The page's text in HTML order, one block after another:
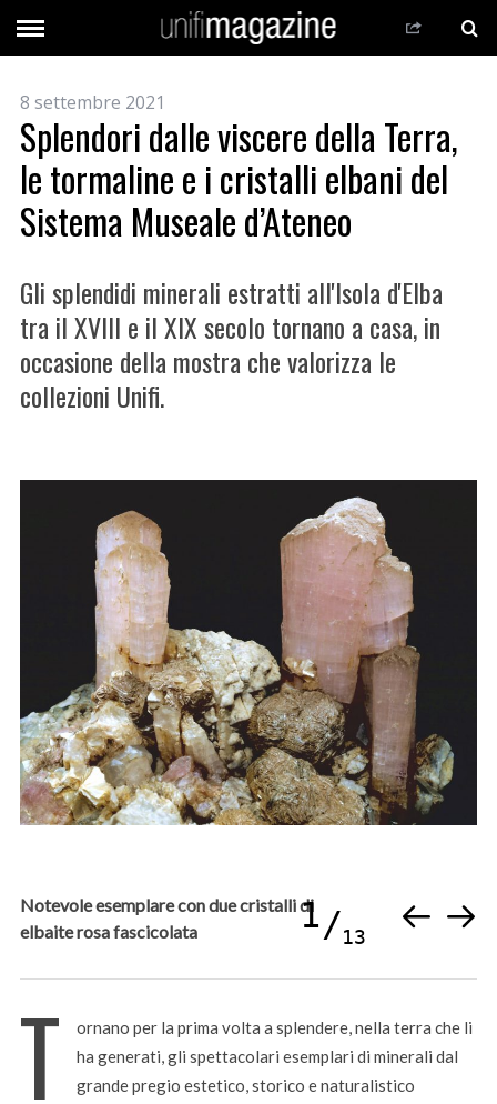
8 settembre 2021
Splendori dalle viscere della Terra,
le tormaline e i cristalli elbani del
Sistema Museale d’Ateneo
Gli splendidi minerali estratti all'Isola d'Elba
tra il XVIII e il XIX secolo tornano a casa, in
occasione della mostra che valorizza le
collezioni Unifi.
Notevole esemplare con due cristalli di
elbaite rosa fascicolata
1
13
T
ornano per la prima volta a splendere, nella terra che li
ha generati, gli spettacolari esemplari di minerali dal
grande pregio estetico, storico e naturalistico